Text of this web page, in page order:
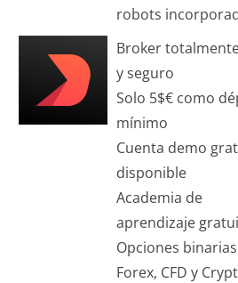
robots
Broker
y seguro
Solo 5$€ como
mínimo
Cuenta demo
disponible
Academia de
aprendizaje
Opciones
Forex, CFD y